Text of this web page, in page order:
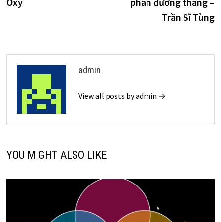
Trần Sĩ Tùng
admin
View all posts by admin →
YOU MIGHT ALSO LIKE